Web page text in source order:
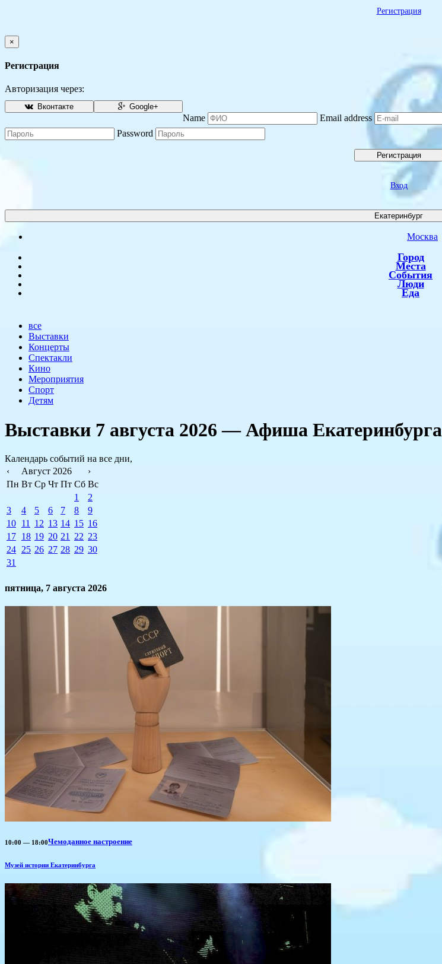
Регистрация
×
Регистрация
Авторизация через:
Вконтакте Google+
Name Email address
Password
Регистрация
Вход
Екатеринбург
Москва
Город
Места
События
Люди
Еда
все
Выставки
Концерты
Спектакли
Кино
Мероприятия
Спорт
Детям
Выставки 7 августа 2026 — Афиша Екатеринбурга
Календарь событий на все дни,
‹
Август 2026
›
Пн Вт Ср Чт Пт Сб Вс
1
2
3
4 5 6 7 8
9
10 11 12 13 14 15 16
17 18 19 20 21 22 23
24 25 26 27 28 29 30
31
пятница, 7 августа 2026
10:00 — 18:00Чемоданное настроение
Музей истории Екатеринбурга